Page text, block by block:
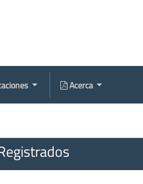
Acerca